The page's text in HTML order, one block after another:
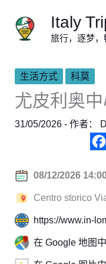
Italy
旅行，逐梦，
生活方式 科莫
尤皮利奥
31/05/2026 - 作者：
08/12/2026
Centro storico
https://www.in-
在 Google 地图